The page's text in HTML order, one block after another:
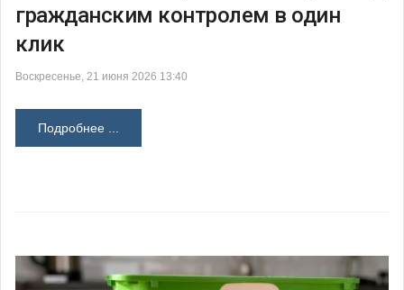
гражданским контролем в один
клик
Воскресенье, 21 июня 2026 13:40
Подробнее ...